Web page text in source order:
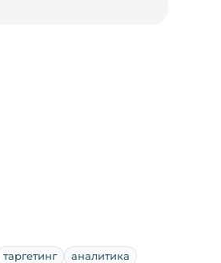
таргетинг аналитика